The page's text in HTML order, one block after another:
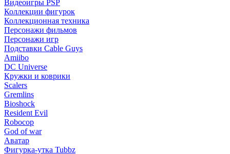
Видеоигры PSP
Коллекции фигурок
Коллекционная техника
Персонажи фильмов
Персонажи игр
Подставки Cable Guys
Amiibo
DC Universe
Кружки и коврики
Scalers
Gremlins
Bioshock
Resident Evil
Robocop
God of war
Аватар
Фигурка-утка Tubbz